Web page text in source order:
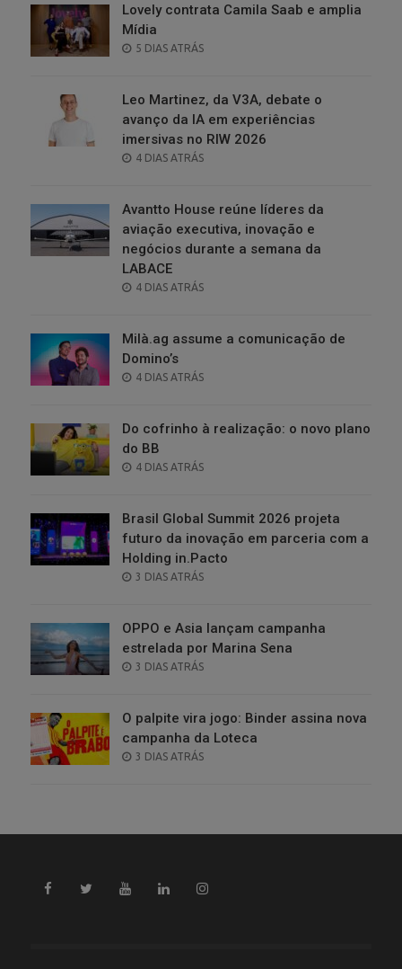
Lovely contrata Camila Saab e amplia
Mídia
POSTED
5 DIAS ATRÁS
Leo Martinez, da V3A, debate o
avanço da IA em experiências
imersivas no RIW 2026
POSTED
4 DIAS ATRÁS
Avantto House reúne líderes da
aviação executiva, inovação e
negócios durante a semana da
LABACE
POSTED
4 DIAS ATRÁS
Milà.ag assume a comunicação de
Domino’s
POSTED
4 DIAS ATRÁS
Do cofrinho à realização: o novo plano
do BB
POSTED
4 DIAS ATRÁS
Brasil Global Summit 2026 projeta
futuro da inovação em parceria com a
Holding in.Pacto
POSTED
3 DIAS ATRÁS
OPPO e Asia lançam campanha
estrelada por Marina Sena
POSTED
3 DIAS ATRÁS
O palpite vira jogo: Binder assina nova
campanha da Loteca
POSTED
3 DIAS ATRÁS